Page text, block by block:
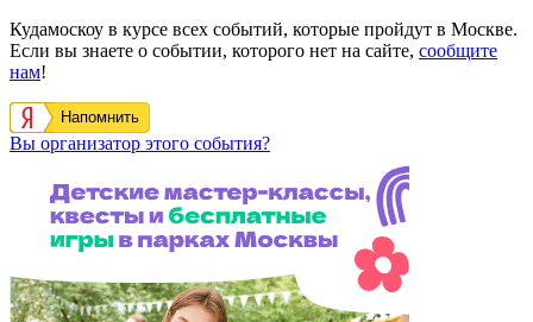
Кудамоскоу в курсе всех событий, которые пройдут в Москве.
Если вы знаете о событии, которого нет на сайте, сообщите
нам!
Напомнить
Вы организатор этого события?